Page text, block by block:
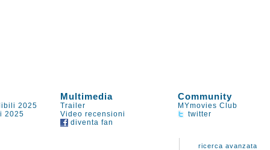
Multimedia Community
2025 Trailer
MYmovies Club
2025 Video recensioni
twitter
diventa fan
ricerca avanzata